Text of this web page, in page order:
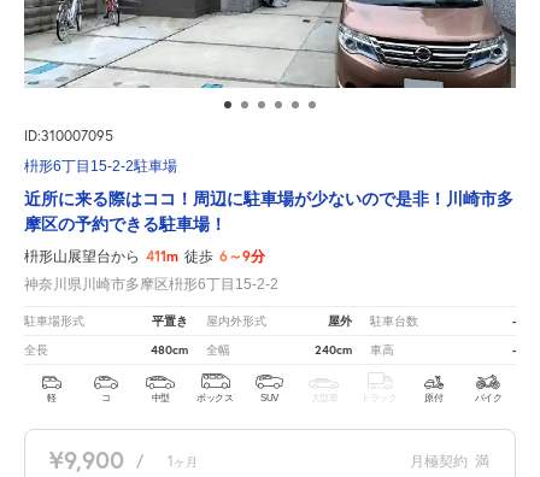
ID:310007095
枡形6丁目15-2-2駐車場
近所に来る際はココ！周辺に駐車場が少ないので是非！川崎市多
摩区の予約できる駐車場！
枡形山展望台から 411m 徒歩 6～9分
神奈川県川崎市多摩区枡形6丁目15-2-2
駐車場形式 平置き 屋内外形式 屋外 駐車台数 -
全長 480cm 全幅 240cm 車高 -
軽 コ 中型 ボックス SUV 大型車 トラック 原付 バイク
¥9,900 / 1 ヶ月 月極契約 満